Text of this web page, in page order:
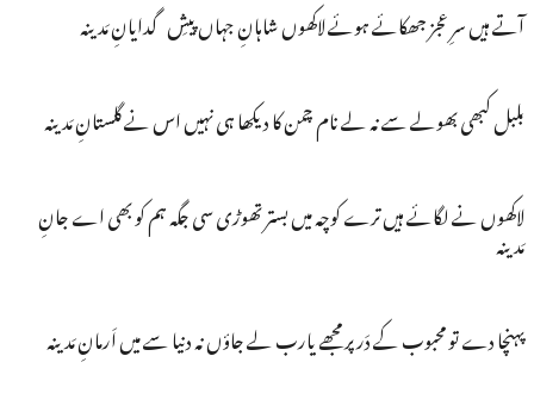
آتے ہیں سرِ عجز جھکائے ہوئے لاکھوں شاہانِ جہاں پیشِ گدایانِ مَدینہ
بلبل کبھی بھولے سے نہ لے نام چمن کا دیکھا ہی نہیں اس نے گلستانِ مَدینہ
لاکھوں نے لگائے ہیں ترے کوچہ میں بستر تھوڑی سی جگہ ہم کو بھی اے جانِ
مَدینہ
پہنچا دے تو محبوب کے دَر پر مجھے یارب لے جاؤں نہ دنیا سے میں اَرمانِ مَدینہ